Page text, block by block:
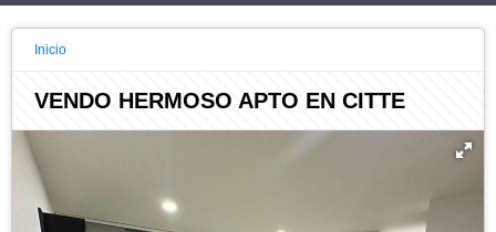
Inicio
VENDO HERMOSO APTO EN CITTE